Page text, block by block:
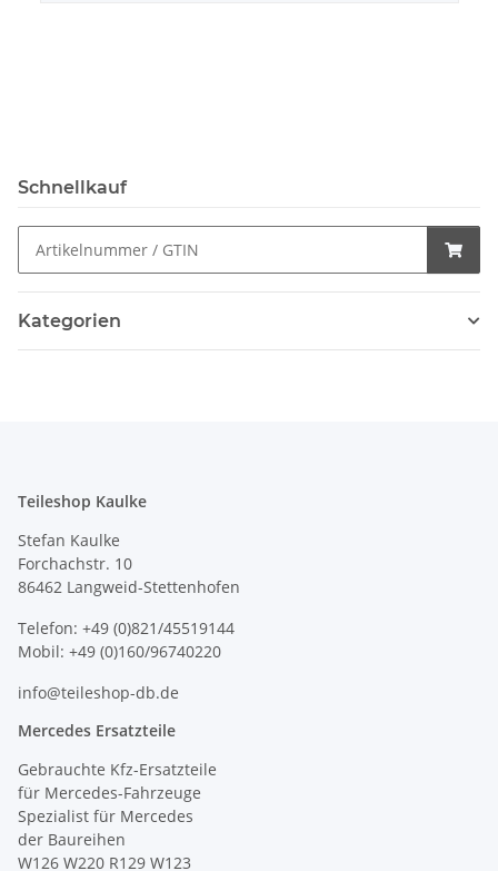
Schnellkauf
Kategorien
Teileshop Kaulke
Stefan Kaulke
Forchachstr. 10
86462 Langweid-Stettenhofen
Telefon: +49 (0)821/45519144
Mobil: +49 (0)160/96740220
info@teileshop-db.de
Mercedes Ersatzteile
Gebrauchte Kfz-Ersatzteile
für Mercedes-Fahrzeuge
Spezialist für Mercedes
der Baureihen
W126 W220 R129 W123